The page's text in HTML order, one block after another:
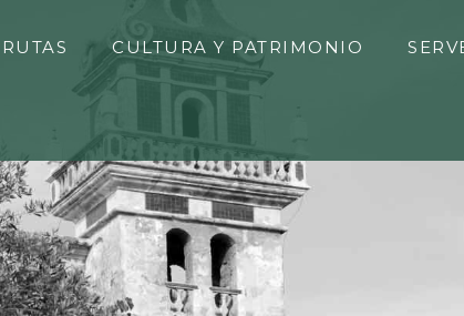
RUTAS CULTURA Y PATRIMONIO